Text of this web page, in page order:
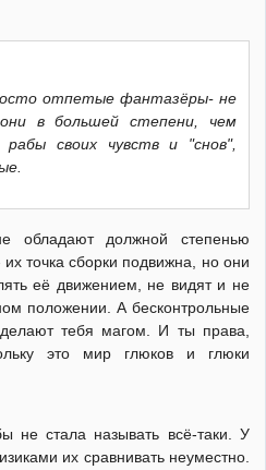
отпетые фантазёры- не
в большей степени, чем
своих чувств и "снов",
обладают должной степенью
точка сборки подвижна, но они
её движением, не видят и не
положении. А бесконтрольные
тебя магом. И ты права,
это мир глюков и глюки
не стала называть всё-таки. У
их сравнивать неуместно.